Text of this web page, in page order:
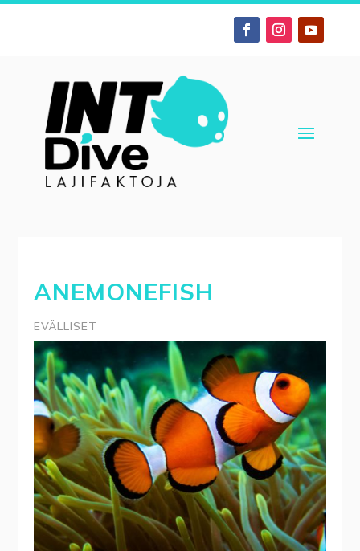
ANEMONEFISH
EVÄLLISET